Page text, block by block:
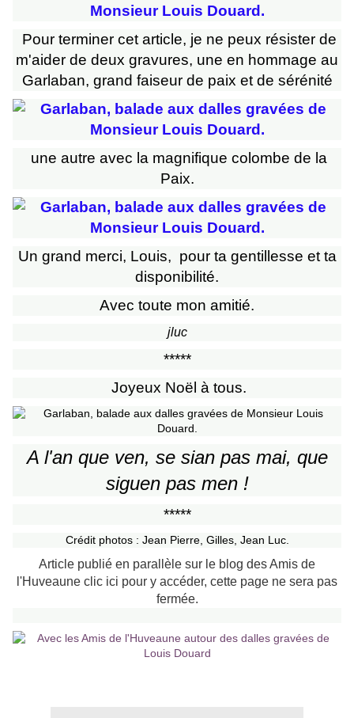
Pour terminer cet article, je ne peux résister de
m'aider de deux gravures, une en hommage au
Garlaban, grand faiseur de paix et de sérénité
une autre avec la magnifique colombe de la
Paix.
Un grand merci, Louis, pour ta gentillesse et ta
disponibilité.
Avec toute mon amitié.
jluc
*****
Joyeux Noël à tous.
A l'an que ven, se sian pas mai, que
siguen pas men !
*****
Crédit photos : Jean Pierre, Gilles, Jean Luc.
Article publié en parallèle sur le blog des Amis de
l'Huveaune clic ici pour y accéder, cette page ne sera pas
fermée.